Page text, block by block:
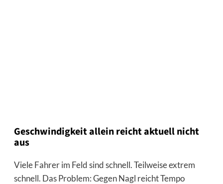
Geschwindigkeit allein reicht aktuell nicht
aus
Viele Fahrer im Feld sind schnell. Teilweise extrem
schnell. Das Problem: Gegen Nagl reicht Tempo